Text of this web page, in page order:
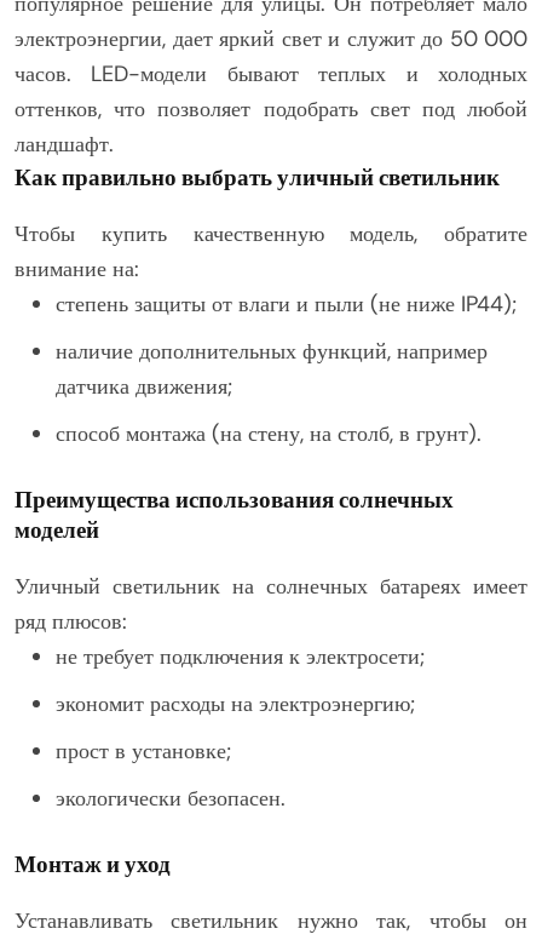
электроэнергии, дает яркий свет и служит до 50 000
часов. LED-модели бывают теплых и холодных
оттенков, что позволяет подобрать свет под любой
ландшафт.
Как правильно выбрать уличный светильник
Чтобы купить качественную модель, обратите
внимание на:
степень защиты от влаги и пыли (не ниже IP44);
наличие дополнительных функций, например
датчика движения;
способ монтажа (на стену, на столб, в грунт).
Преимущества использования солнечных
моделей
Уличный светильник на солнечных батареях имеет
ряд плюсов:
не требует подключения к электросети;
экономит расходы на электроэнергию;
прост в установке;
экологически безопасен.
Монтаж и уход
Устанавливать светильник нужно так, чтобы он